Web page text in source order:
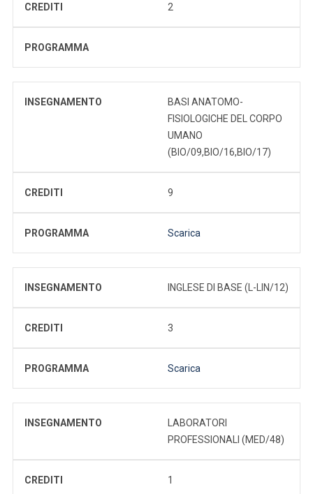
CREDITI 2
PROGRAMMA
INSEGNAMENTO
BASI ANATOMO-
FISIOLOGICHE DEL CORPO
UMANO
(BIO/09,BIO/16,BIO/17)
CREDITI 9
PROGRAMMA Scarica
INSEGNAMENTO INGLESE DI BASE (L-LIN/12)
CREDITI 3
PROGRAMMA Scarica
INSEGNAMENTO
LABORATORI
PROFESSIONALI (MED/48)
CREDITI 1